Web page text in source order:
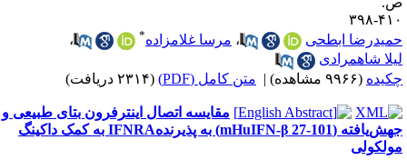
۳۹۸
ابطحی
،مرسا غلامزاده
،
شاهمرادی
(۹۹۶۶ مشاهده) | متن کامل (PDF) (۲۳۱۴ دریافت)
مقایسه اتصال اینترفرون ‌بتای طبیعی و
جهش‌یافته (mHuIFN-β 27-101) به پذیرندهIFNRA به کمک داکینگ